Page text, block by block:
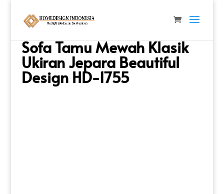
Tamu Mewah Klasik Ukiran Jepara Beautiful Design
HD-1755
Sofa Tamu Mewah Klasik
Ukiran Jepara Beautiful
Design HD-1755